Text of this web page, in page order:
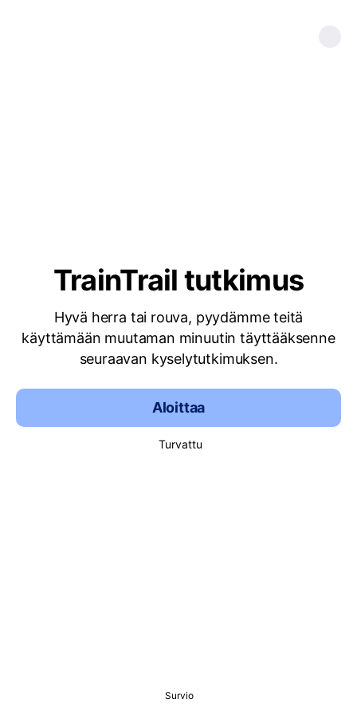
TrainTrail tutkimus
Hyvä herra tai rouva, pyydämme teitä
käyttämään muutaman minuutin täyttääksenne
seuraavan kyselytutkimuksen.
Aloittaa
Turvattu
Survio